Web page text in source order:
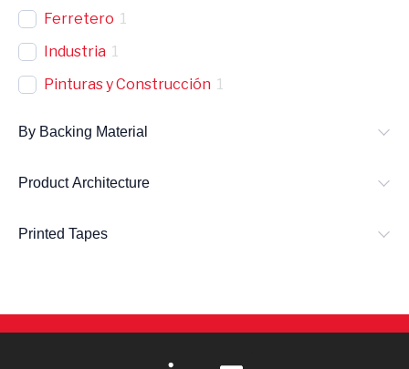
Ferretero 1
Industria 1
Pinturas y Construcción 1
By Backing Material
Product Architecture
Printed Tapes
E